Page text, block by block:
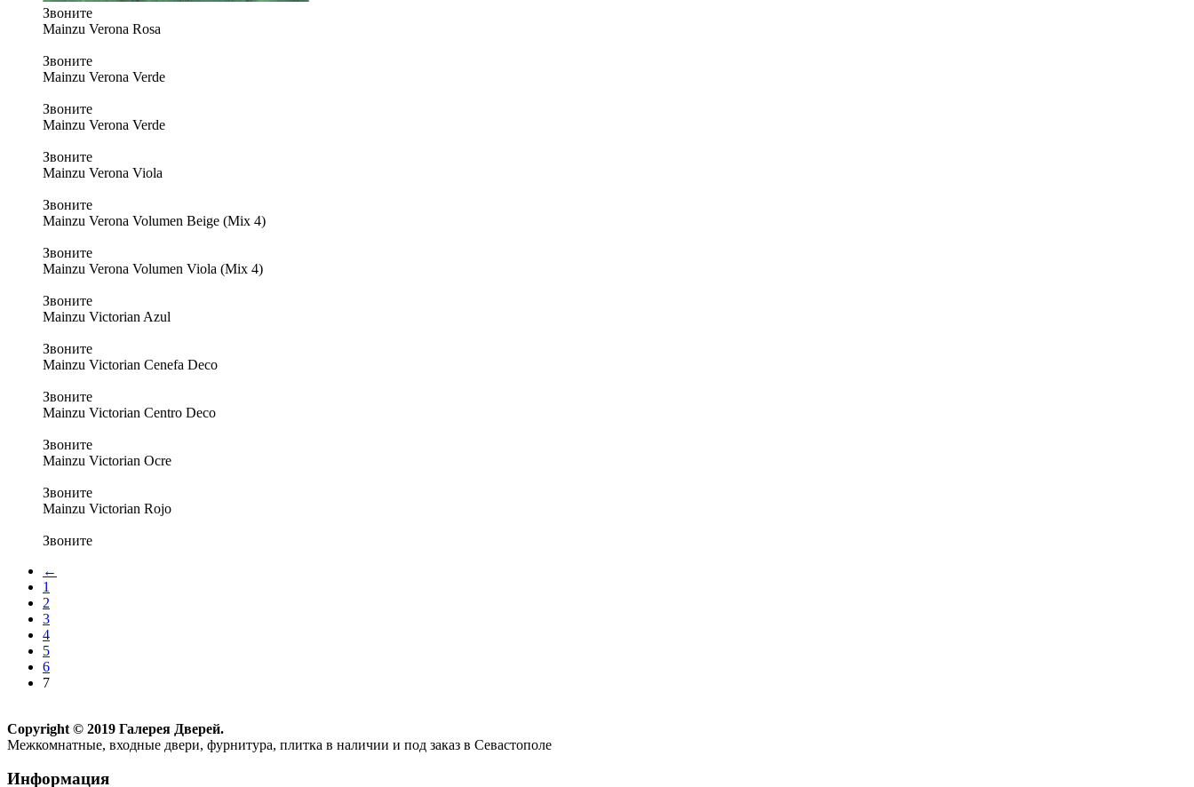
Звоните
Mainzu Verona Rosa
Звоните
Mainzu Verona Verde
Звоните
Mainzu Verona Verde
Звоните
Mainzu Verona Viola
Звоните
Mainzu Verona Volumen Beige (Mix 4)
Звоните
Mainzu Verona Volumen Viola (Mix 4)
Звоните
Mainzu Victorian Azul
Звоните
Mainzu Victorian Cenefa Deco
Звоните
Mainzu Victorian Centro Deco
Звоните
Mainzu Victorian Ocre
Звоните
Mainzu Victorian Rojo
Звоните
←
1
2
3
4
5
6
7
Copyright © 2019 Галерея Дверей.
Межкомнатные, входные двери, фурнитура, плитка в наличии и под заказ в Севастополе
Информация